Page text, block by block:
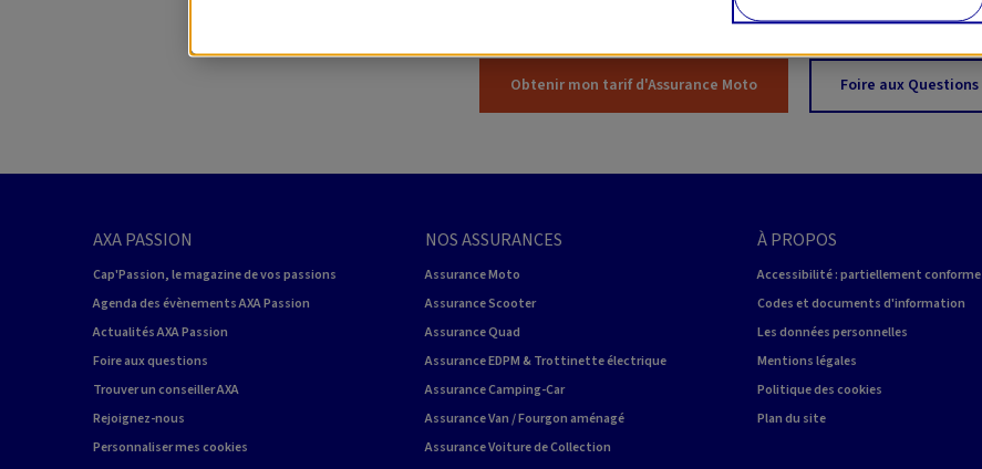
Obtenir mon tarif d'Assurance Moto Foire aux Questions
AXA PASSION
Cap'Passion, le magazine de vos passions
Agenda des évènements AXA Passion
Actualités AXA Passion
Foire aux questions
Trouver un conseiller AXA
Rejoignez-nous
Personnaliser mes cookies
NOS ASSURANCES
Assurance Moto
Assurance Scooter
Assurance Quad
Assurance EDPM & Trottinette électrique
Assurance Camping-Car
Assurance Van / Fourgon aménagé
Assurance Voiture de Collection
À PROPOS
Accessibilité : partiellement conforme
Codes et documents d'information
Les données personnelles
Mentions légales
Politique des cookies
Plan du site